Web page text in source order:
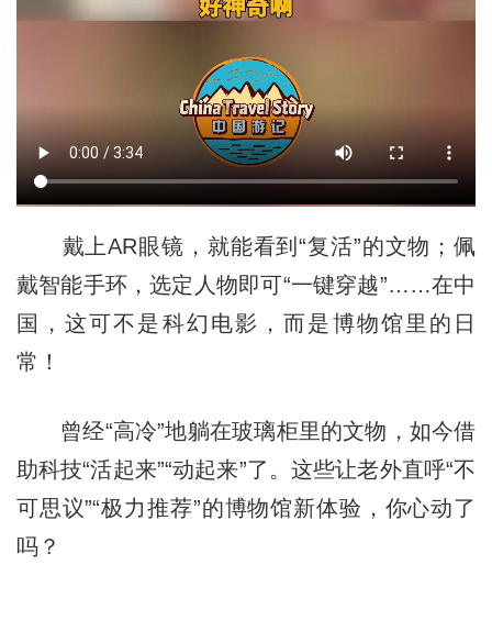
戴上AR眼镜，就能看到“复活”的文物；佩
戴智能手环，选定人物即可“一键穿越”……在中
国，这可不是科幻电影，而是博物馆里的日
常！
曾经“高冷”地躺在玻璃柜里的文物，如今借
助科技“活起来”“动起来”了。这些让老外直呼“不
可思议”“极力推荐”的博物馆新体验，你心动了
吗？